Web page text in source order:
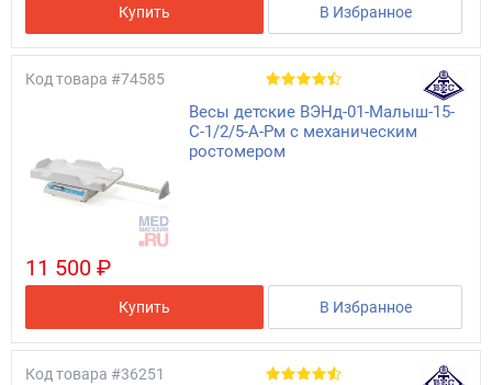
Купить В Избранное
Код товара #74585
Весы детские ВЭНд-01-Малыш-15-
С-1/2/5-А-Рм с механическим
ростомером
11 500 ₽
Купить В Избранное
Код товара #36251